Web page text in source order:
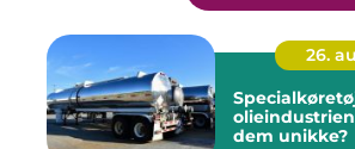
26.
dem unikke?